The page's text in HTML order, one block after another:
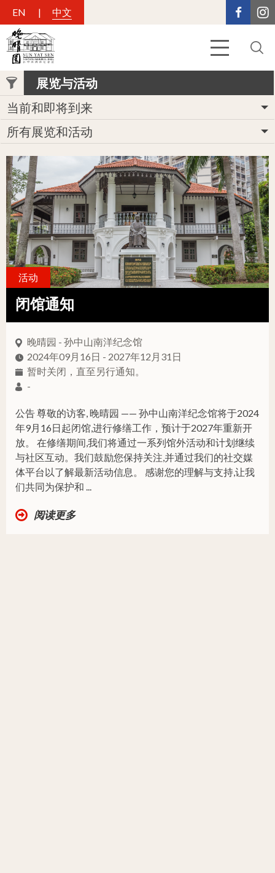
EN 中文
展览与活动
当前和即将到来
所有展览和活动
活动
闭馆通知
晚晴园 - 孙中山南洋纪念馆
2024年09月16日 - 2027年12月31日
暂时关闭，直至另行通知。
-
公告 尊敬的访客, 晚晴园 —— 孙中山南洋纪念馆将于2024
年9月16日起闭馆,进行修缮工作，预计于2027年重新开
放。 在修缮期间,我们将通过一系列馆外活动和计划继续
与社区互动。我们鼓励您保持关注,并通过我们的社交媒
体平台以了解最新活动信息。 感谢您的理解与支持,让我
们共同为保护和 ...
阅读更多